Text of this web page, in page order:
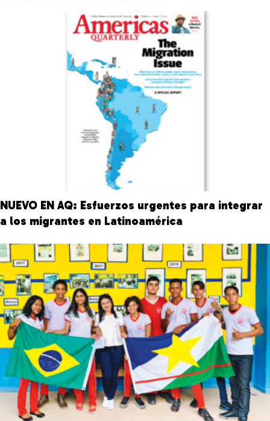
NUEVO EN AQ: Esfuerzos urgentes para integrar
a los migrantes en Latinoamérica